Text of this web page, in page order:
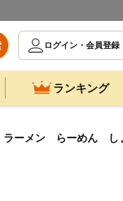
ログイン・会員登録
ランキング
ラーメン らーめん